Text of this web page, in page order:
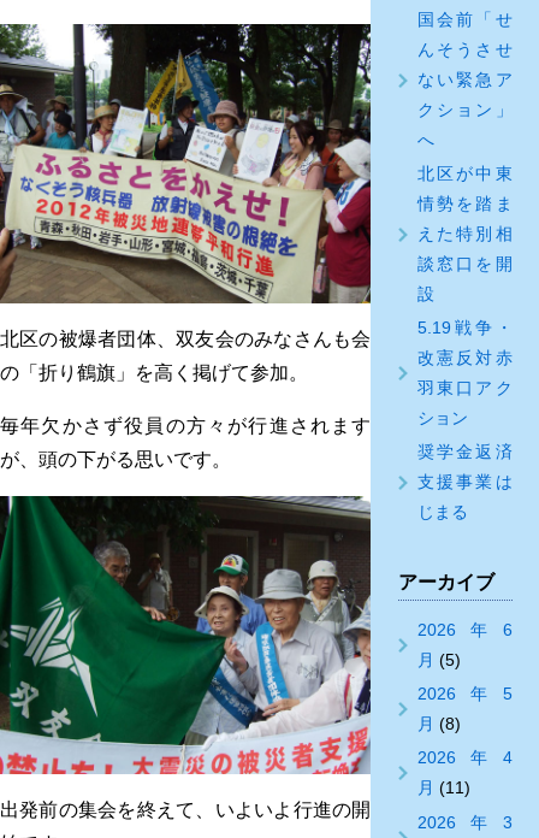
北区の被爆者団体、双友会のみなさんも会
の「折り鶴旗」を高く掲げて参加。
毎年欠かさず役員の方々が行進されます
が、頭の下がる思いです。
出発前の集会を終えて、いよいよ行進の開
国会前「せ
んそうさせ
ない緊急ア
クション」
へ
北区が中東
情勢を踏ま
えた特別相
談窓口を開
設
5.19戦争・
改憲反対赤
羽東口アク
ション
奨学金返済
支援事業は
じまる
アーカイブ
2026年6
月 (5)
2026年5
月 (8)
2026年4
月 (11)
2026年3